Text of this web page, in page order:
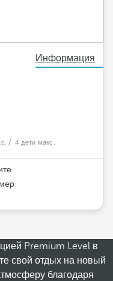
Информация
/ 4 дети макс.
Premium Level в
свой отдых на новый
благодаря